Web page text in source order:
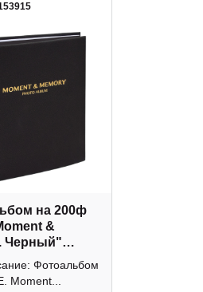
на 200ф
&
Черный"
9028512
Фотоальбом
Moment...